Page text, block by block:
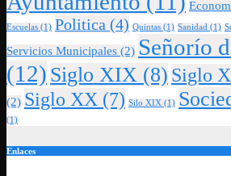
Escuelas (1) Politica (4) Quintas (1) Sanidad (1)
Servicios Municipales (2) Señorío
(12) Siglo XIX (8) Siglo
(2) Siglo XX (7) Silo XIX (1)
(1)
Enlaces